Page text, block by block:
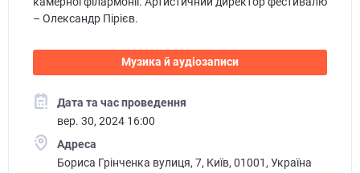
– Олександр Пірієв.
Музика й аудіозаписи
Дата та час проведення
вер. 30, 2024 16:00
Адреса
Бориса Грінченка вулиця, 7, Київ, 01001, Україна